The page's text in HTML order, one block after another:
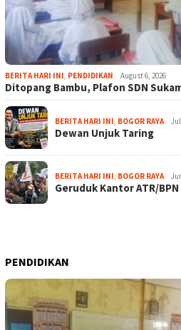
BERITA HARI INI, PENDIDIKAN August 6, 2026
Ditopang Bambu, Plafon SDN
BERITA HARI INI, BOGOR RAYA
Dewan Unjuk Taring
BERITA HARI INI, BOGOR RAYA
Geruduk Kantor ATR/
PENDIDIKAN